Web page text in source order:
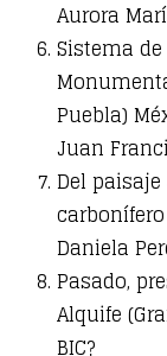
Aurora
Sistema
Puebla)
Juan
Del
Daniela
Pasado,
Alquife
BIC?